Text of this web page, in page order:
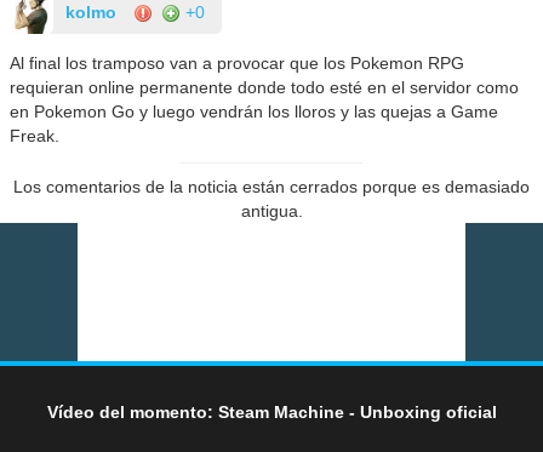
kolmo +0
Al final los tramposo van a provocar que los Pokemon RPG
requieran online permanente donde todo esté en el servidor como
en Pokemon Go y luego vendrán los lloros y las quejas a Game
Freak.
Los comentarios de la noticia están cerrados porque es demasiado
antigua.
Vídeo del momento: Steam Machine - Unboxing oficial